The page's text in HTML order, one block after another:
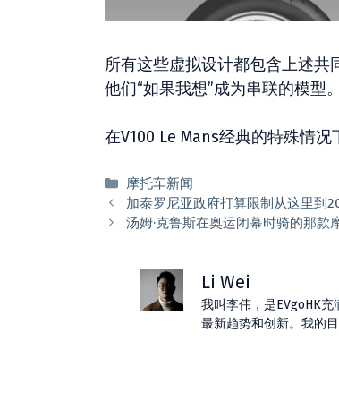
所有这些虚拟设计都包含上述
他们“如果我想”成为串联的模型。
在V100 Le Mans经典的特殊情况
分
类
摩托车新闻
加泰罗尼亚政府打算限制从这里到
汤姆·克鲁斯在奥运闭幕时骑的那款
Li Wei
我叫李伟，是EVgoHK
最新趋势和创新。我的